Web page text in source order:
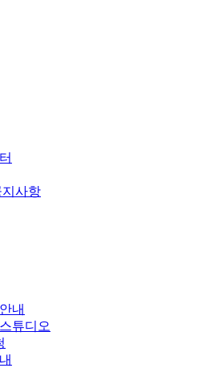
사항
내
튜디오